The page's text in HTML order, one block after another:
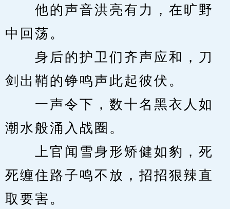
他的声音洪亮有力，在旷野
中回荡。
身后的护卫们齐声应和，刀
剑出鞘的铮鸣声此起彼伏。
一声令下，数十名黑衣人如
潮水般涌入战圈。
上官闻雪身形矫健如豹，死
死缠住路子鸣不放，招招狠辣直
取要害。